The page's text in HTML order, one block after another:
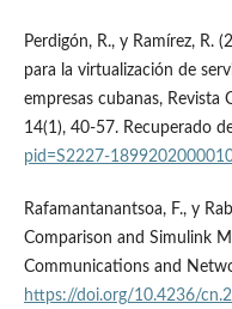
Perdigón, R., y Ramírez, R.
para la virtualización de
empresas cubanas, Revista
14(1), 40-57. Recuperado
pid=S2227-
Rafamantanantsoa, F., y
Comparison and Simulink
Communications and
https://doi.org/10.4236/